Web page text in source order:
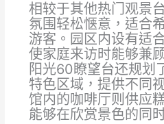
相较于其他热门观景
氛围轻松惬意，适合
游客。园区内设有适
使家庭来访时能够兼
阳光60瞭望台还规划
特色区域，提供不同
馆内的咖啡厅则供应
能够在欣赏景色的同